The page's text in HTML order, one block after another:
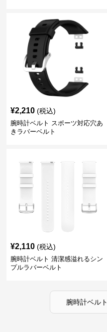
¥2,210 (税込)
腕時計ベルト スポーツ対応穴あ
きラバーベルト
¥2,110 (税込)
腕時計ベルト 清潔感溢れるシン
プルラバーベルト
腕時計ベルト